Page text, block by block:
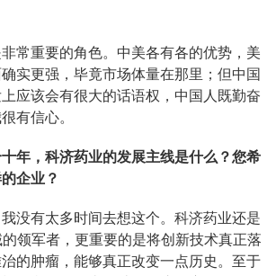
常重要的角色。中美各有各的优势，美
实更强，毕竟市场体量在那里；但中国
应该会有很大的话语权，中国人既勤奋
有信心。
年，科济药业的发展主线是什么？您希
企业？
没有太多时间去想这个。科济药业还是
领军者，更重要的是将创新技术真正落
的肿瘤，能够真正改变一点历史。至于